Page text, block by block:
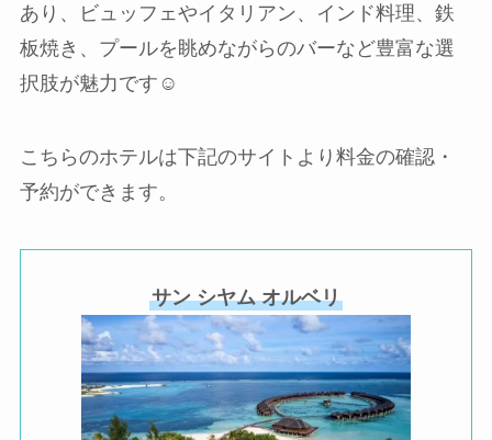
あり、ビュッフェやイタリアン、インド料理、鉄
板焼き、プールを眺めながらのバーなど豊富な選
択肢が魅力です☺️
こちらのホテルは下記のサイトより料金の確認・
予約ができます。
サン シヤム オルベリ